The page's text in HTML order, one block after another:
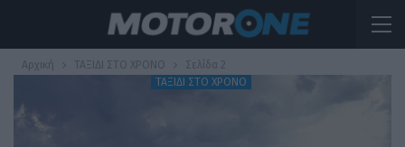
Αρχική ΤΑΞΙΔΙ ΣΤΟ ΧΡΟΝΟ
Σελίδα 2
ΤΑΞΙΔΙ ΣΤΟ ΧΡΟΝΟ